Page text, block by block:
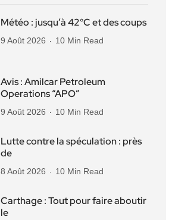
Météo : jusqu’à 42°C et des coups
9 Août 2026 10 Min Read
Avis : Amilcar Petroleum
Operations “APO”
9 Août 2026 10 Min Read
Lutte contre la spéculation : près
de
8 Août 2026 10 Min Read
Carthage : Tout pour faire aboutir
le